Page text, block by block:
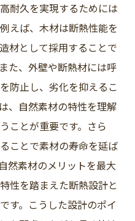
耐久を実現するためには
えば、木材は断熱性能を
材として採用することで
た、外壁や断熱材には呼
防止し、劣化を抑えるこ
、自然素材の特性を理解
ことが重要です。さら
ことで素材の寿命を延ば
然素材のメリットを最大
性を踏まえた断熱設計と
す。こうした設計のポイ